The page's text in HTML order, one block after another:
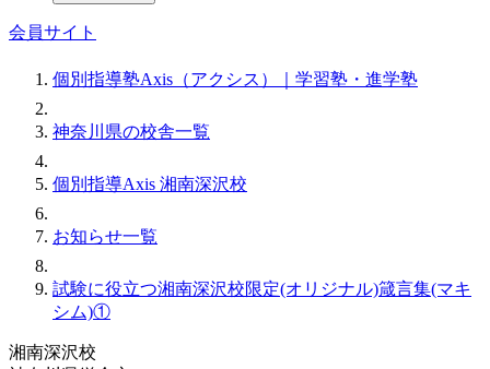
会員サイト
個別指導塾Axis（アクシス）｜学習塾・進学塾
神奈川県の校舎一覧
個別指導Axis 湘南深沢校
お知らせ一覧
試験に役立つ湘南深沢校限定(オリジナル)箴言集(マキ
シム)①
湘南深沢校